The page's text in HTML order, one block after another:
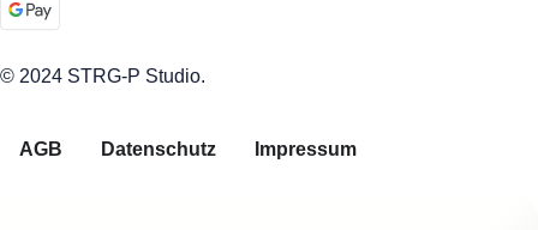
© 2024 STRG-P Studio.
AGB Datenschutz Impressum